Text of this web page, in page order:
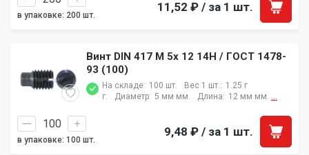
в упаковке: 200 шт.
11,52 ₽ / за 1 шт.
Винт DIN 417 M 5x 12 14H / ГОСТ 1478-
93 (100)
На складе: 100 шт. Вес 1 шт.: 1.25 г
г.
Диаметр: 5 мм мм. Длина: 12 мм мм. ...
в упаковке: 100 шт.
9,48 ₽ / за 1 шт.